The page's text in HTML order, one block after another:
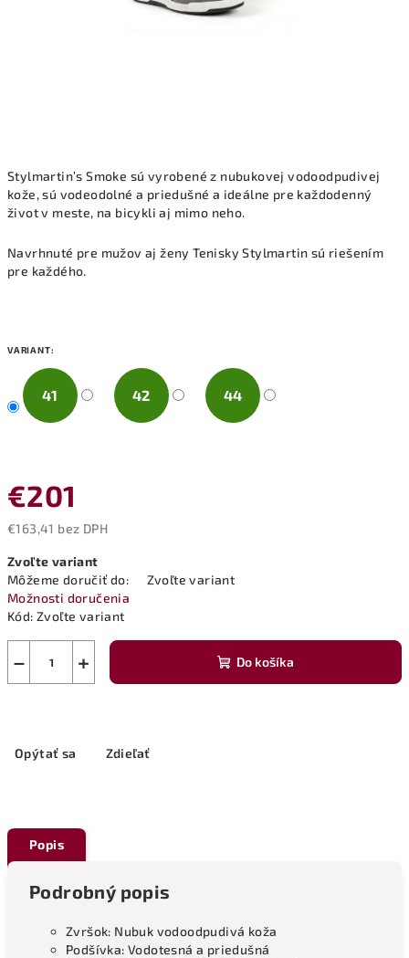
Stylmartin’s Smoke sú vyrobené z nubukovej vodoodpudivej
kože, sú vodeodolné a priedušné a ideálne pre každodenný
život v meste, na bicykli aj mimo neho.
Navrhnuté pre mužov aj ženy Tenisky Stylmartin sú riešením
pre každého.
VARIANT:
41 42 44
€201
€163,41 bez DPH
cena:
Zvoľte variant
Môžeme doručiť do:
Zvoľte variant
Možnosti doručenia
Kód: Zvoľte variant
+
− Do košíka
Opýtať sa Zdieľať
Popis
Podrobný popis
Zvršok: Nubuk vodoodpudivá koža
Podšívka: Vodotesná a priedušná